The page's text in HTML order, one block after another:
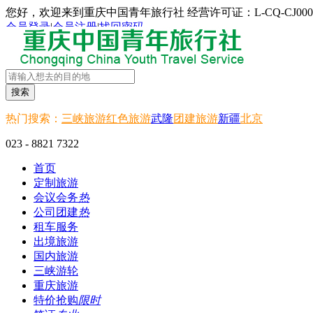
您好，欢迎来到重庆中国青年旅行社 经营许可证：L-CQ-
会员登录|会员注册|找回密码
搜索
热门搜索： 三峡旅游红色旅游武隆团建旅游新疆北京
023 - 8821 7322
首页
定制旅游
会议会务热
公司团建热
租车服务
出境旅游
国内旅游
三峡游轮
重庆旅游
特价抢购限时